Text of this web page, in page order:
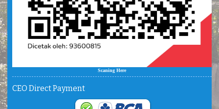
Scaning Here
CEO Direct Payment